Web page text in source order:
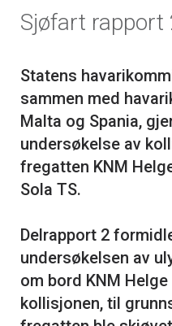
Sjøfart
Statens
sammen med
Malta og Spania,
undersøkelse av
fregatten KNM
Sola TS.
Delrapport 2
undersøkelsen av
om bord KNM
kollisjonen, til